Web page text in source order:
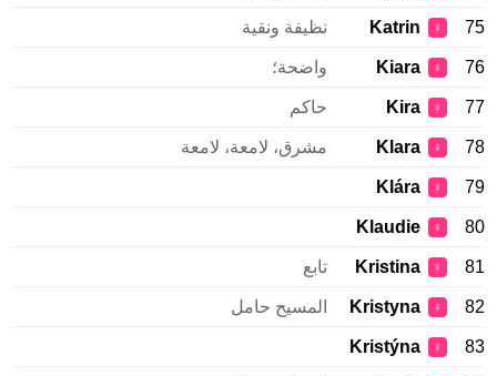
75
♀
Katrin نظيفة ونقية
76
♀
Kiara واضحة؛
77
♀
Kira حاكم
78
♀
Klara مشرق، لامعة، لامعة
79
♀
Klára
80
♀
Klaudie
81
♀
Kristina تابع
82
♀
Kristyna المسيح حامل
83
♀
Kristýna